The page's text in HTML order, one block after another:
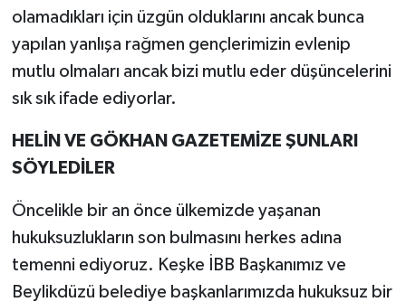
olamadıkları için üzgün olduklarını ancak bunca
yapılan yanlışa rağmen gençlerimizin evlenip
mutlu olmaları ancak bizi mutlu eder düşüncelerini
sık sık ifade ediyorlar.
HELİN VE GÖKHAN GAZETEMİZE ŞUNLARI
SÖYLEDİLER
Öncelikle bir an önce ülkemizde yaşanan
hukuksuzlukların son bulmasını herkes adına
temenni ediyoruz. Keşke İBB Başkanımız ve
Beylikdüzü belediye başkanlarımızda hukuksuz bir